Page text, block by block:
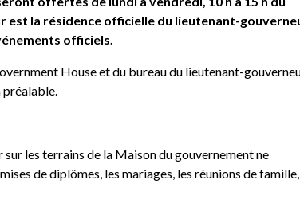
est la résidence officielle du lieutenant-
officiels.
House et du bureau du lieutenant-
préalable.
les terrains de la Maison du gouvernement ne
de diplômes, les mariages, les réunions de famille,